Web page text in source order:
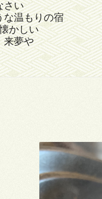
さい
な温もりの宿
かしい
夢や